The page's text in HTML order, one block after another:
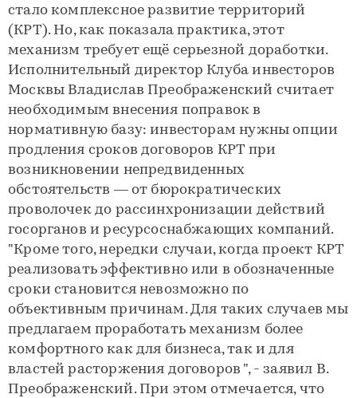
стало комплексное развитие территорий
(КРТ). Но, как показала практика, этот
механизм требует ещё серьезной доработки.
Исполнительный директор Клуба инвесторов
Москвы Владислав Преображенский считает
необходимым внесения поправок в
нормативную базу: инвесторам нужны опции
продления сроков договоров КРТ при
возникновении непредвиденных
обстоятельств — от бюрократических
проволочек до рассинхронизации действий
госорганов и ресурсоснабжающих компаний.
"Кроме того, нередки случаи, когда проект КРТ
реализовать эффективно или в обозначенные
сроки становится невозможно по
объективным причинам. Для таких случаев мы
предлагаем проработать механизм более
комфортного как для бизнеса, так и для
властей расторжения договоров ", - заявил В.
Преображенский. При этом отмечается, что